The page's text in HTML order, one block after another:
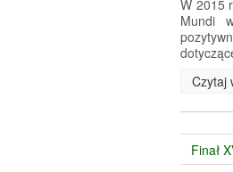
W 2015
Mundi
Czytaj
Finał